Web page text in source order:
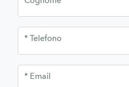
* Telefono
* Email